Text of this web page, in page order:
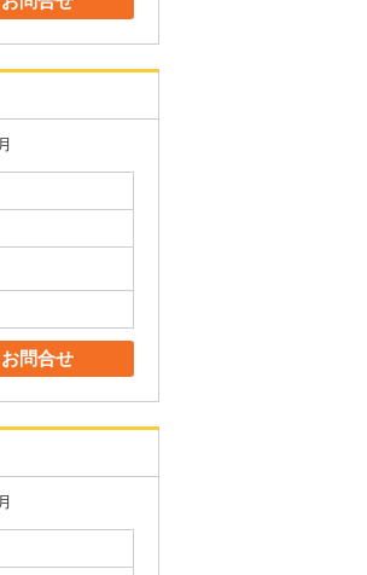
お問合せ